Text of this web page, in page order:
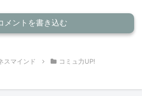
メントを書き込む
スマインド コミュ力UP!